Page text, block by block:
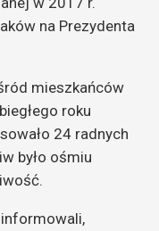
na Prezydenta
mieszkańców
roku
24 radnych
było ośmiu
informowali,